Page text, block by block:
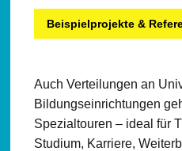
Beispielprojekte &
Auch Verteilungen an
Bildungseinrichtungen
Spezialtouren – ideal für
Studium, Karriere,